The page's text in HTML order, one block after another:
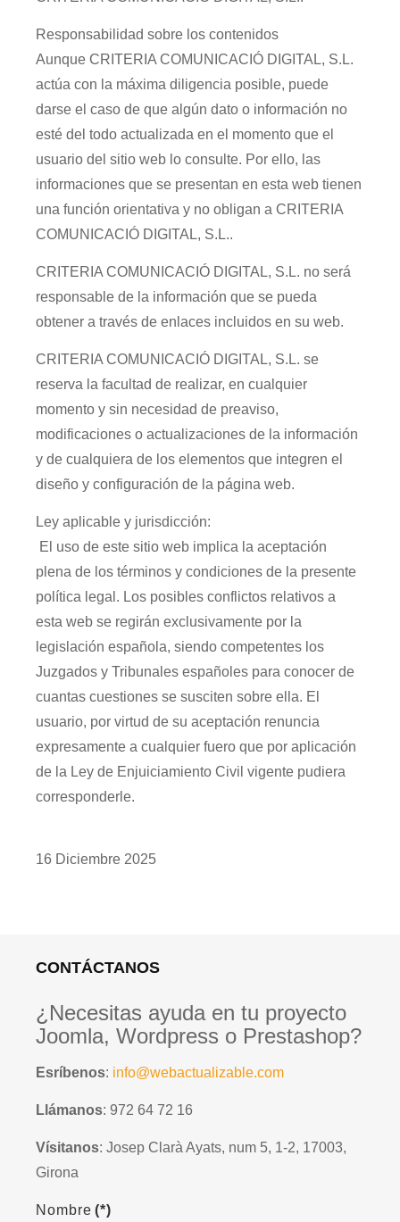
Responsabilidad sobre los contenidos
Aunque CRITERIA COMUNICACIÓ DIGITAL, S.L.
actúa con la máxima diligencia posible, puede
darse el caso de que algún dato o información no
esté del todo actualizada en el momento que el
usuario del sitio web lo consulte. Por ello, las
informaciones que se presentan en esta web tienen
una función orientativa y no obligan a CRITERIA
COMUNICACIÓ DIGITAL, S.L..
CRITERIA COMUNICACIÓ DIGITAL, S.L. no será
responsable de la información que se pueda
obtener a través de enlaces incluidos en su web.
CRITERIA COMUNICACIÓ DIGITAL, S.L. se
reserva la facultad de realizar, en cualquier
momento y sin necesidad de preaviso,
modificaciones o actualizaciones de la información
y de cualquiera de los elementos que integren el
diseño y configuración de la página web.
Ley aplicable y jurisdicción:
El uso de este sitio web implica la aceptación
plena de los términos y condiciones de la presente
política legal. Los posibles conflictos relativos a
esta web se regirán exclusivamente por la
legislación española, siendo competentes los
Juzgados y Tribunales españoles para conocer de
cuantas cuestiones se susciten sobre ella. El
usuario, por virtud de su aceptación renuncia
expresamente a cualquier fuero que por aplicación
de la Ley de Enjuiciamiento Civil vigente pudiera
corresponderle.
16 Diciembre 2025
CONTÁCTANOS
¿Necesitas ayuda en tu proyecto
Joomla, Wordpress o Prestashop?
Esríbenos: info@webactualizable.com
Llámanos: 972 64 72 16
Vísitanos: Josep Clarà Ayats, num 5, 1-2, 17003,
Girona
Nombre (*)